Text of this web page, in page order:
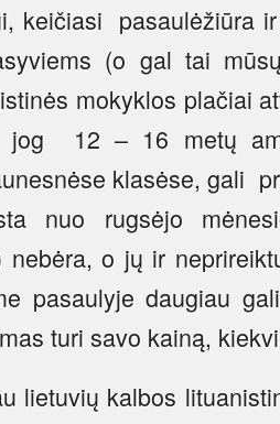
keičiasi pasaulėžiūra
(o gal tai
mokyklos plačiai
jog 12 – 16 metų
klasėse, gali
nuo rugsėjo
nebėra, o jų ir
pasaulyje daugiau
turi savo kainą,
lietuvių kalbos